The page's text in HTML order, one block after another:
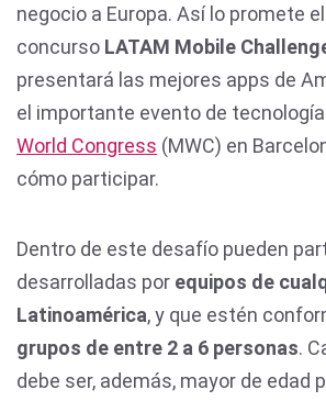
negocio a Europa. Así lo promete el
concurso LATAM Mobile
presentará las mejores apps de
el importante evento de tecnología
World Congress (MWC) en
cómo participar.
Dentro de este desafío pueden
desarrolladas por equipos de
Latinoamérica, y que estén
grupos de entre 2 a 6 personas.
debe ser, además, mayor de edad